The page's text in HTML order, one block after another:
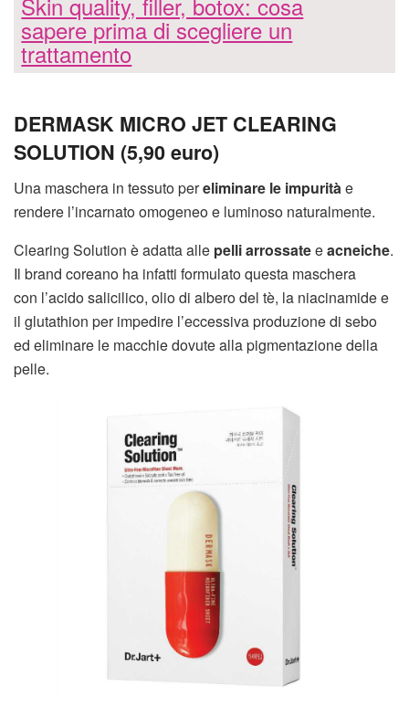
sapere prima di scegliere un
trattamento
DERMASK MICRO JET CLEARING
SOLUTION (5,90 euro)
Una maschera in tessuto pereliminare le impuritàe
rendere l’incarnato omogeneo e luminoso naturalmente.
Clearing Solution è adatta alle pelli arrossateeacneiche.
Il brand coreano ha infatti formulato questa maschera
con l’acido salicilico, olio di albero del tè, la niacinamide e
il glutathion per impedire l’eccessiva produzione di sebo
ed eliminare le macchie dovute alla pigmentazione della
pelle.